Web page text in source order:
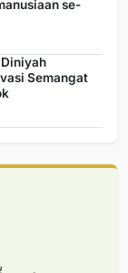
se-
Semangat